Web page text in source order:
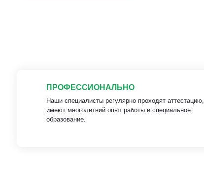
ПРОФЕССИОНАЛЬНО
Наши специалисты регулярно проходят аттестацию,
имеют многолетний опыт работы и специальное
образование.